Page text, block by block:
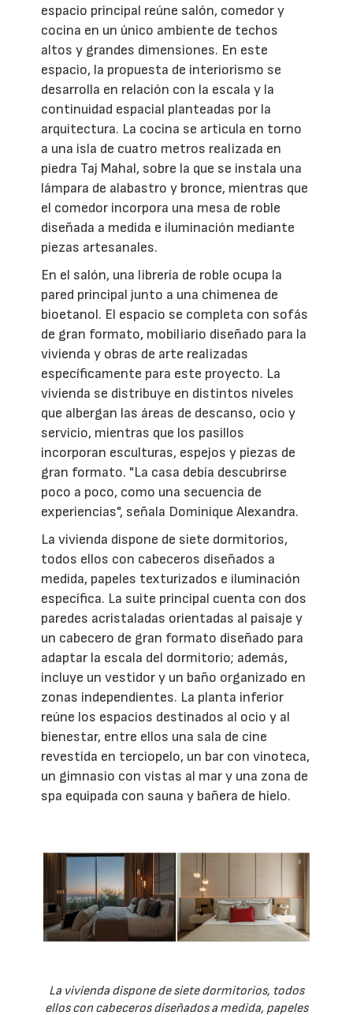
espacio principal reúne salón, comedor y
cocina en un único ambiente de techos
altos y grandes dimensiones. En este
espacio, la propuesta de interiorismo se
desarrolla en relación con la escala y la
continuidad espacial planteadas por la
arquitectura. La cocina se articula en torno
a una isla de cuatro metros realizada en
piedra Taj Mahal, sobre la que se instala una
lámpara de alabastro y bronce, mientras que
el comedor incorpora una mesa de roble
diseñada a medida e iluminación mediante
piezas artesanales.
En el salón, una librería de roble ocupa la
pared principal junto a una chimenea de
bioetanol. El espacio se completa con sofás
de gran formato, mobiliario diseñado para la
vivienda y obras de arte realizadas
específicamente para este proyecto. La
vivienda se distribuye en distintos niveles
que albergan las áreas de descanso, ocio y
servicio, mientras que los pasillos
incorporan esculturas, espejos y piezas de
gran formato. "La casa debía descubrirse
poco a poco, como una secuencia de
experiencias", señala Dominique Alexandra.
La vivienda dispone de siete dormitorios,
todos ellos con cabeceros diseñados a
medida, papeles texturizados e iluminación
específica. La suite principal cuenta con dos
paredes acristaladas orientadas al paisaje y
un cabecero de gran formato diseñado para
adaptar la escala del dormitorio; además,
incluye un vestidor y un baño organizado en
zonas independientes. La planta inferior
reúne los espacios destinados al ocio y al
bienestar, entre ellos una sala de cine
revestida en terciopelo, un bar con vinoteca,
un gimnasio con vistas al mar y una zona de
spa equipada con sauna y bañera de hielo.
La vivienda dispone de siete dormitorios, todos
ellos con cabeceros diseñados a medida, papeles